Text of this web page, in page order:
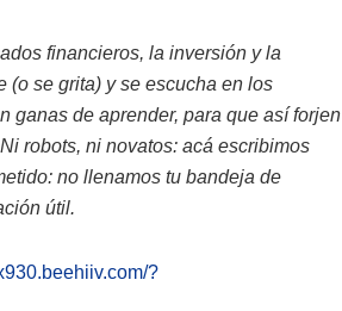
financieros, la inversión y la
(o se grita) y se escucha en los
ganas de aprender, para que así forjen
robots, ni novatos: acá escribimos
no llenamos tu bandeja de
útil.
?